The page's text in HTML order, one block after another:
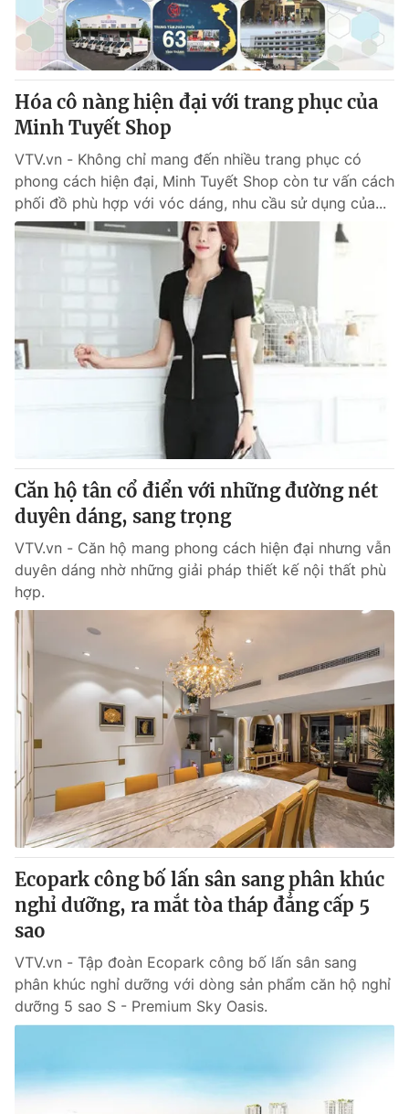
Hóa cô nàng hiện đại với trang phục của
Minh Tuyết Shop
VTV.vn - Không chỉ mang đến nhiều trang phục có
phong cách hiện đại, Minh Tuyết Shop còn tư vấn cách
phối đồ phù hợp với vóc dáng, nhu cầu sử dụng của...
Căn hộ tân cổ điển với những đường nét
duyên dáng, sang trọng
VTV.vn - Căn hộ mang phong cách hiện đại nhưng vẫn
duyên dáng nhờ những giải pháp thiết kế nội thất phù
hợp.
Ecopark công bố lấn sân sang phân khúc
nghỉ dưỡng, ra mắt tòa tháp đẳng cấp 5
sao
VTV.vn - Tập đoàn Ecopark công bố lấn sân sang
phân khúc nghỉ dưỡng với dòng sản phẩm căn hộ nghỉ
dưỡng 5 sao S - Premium Sky Oasis.